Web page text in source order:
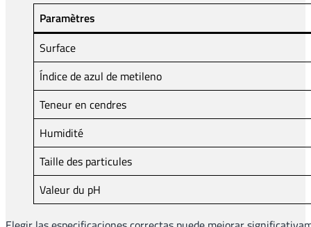
Paramètres
Surface
Índice de azul de metileno
Teneur en cendres
Humidité
Taille des particules
Valeur du pH